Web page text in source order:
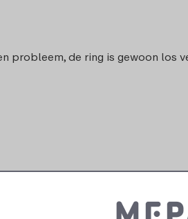
probleem, de ring is gewoon los